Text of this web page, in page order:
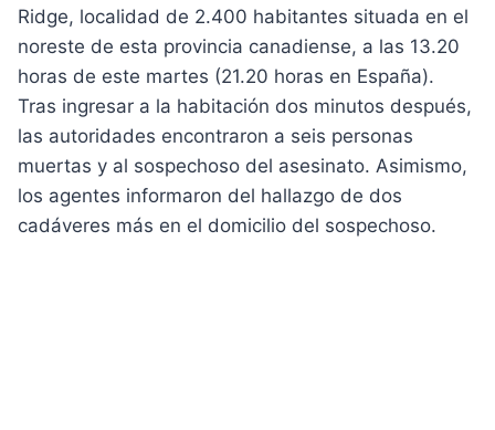
Ridge, localidad de 2.400 habitantes situada en el
noreste de esta provincia canadiense, a las 13.20
horas de este martes (21.20 horas en España).
Tras ingresar a la habitación dos minutos después,
las autoridades encontraron a seis personas
muertas y al sospechoso del asesinato. Asimismo,
los agentes informaron del hallazgo de dos
cadáveres más en el domicilio del sospechoso.